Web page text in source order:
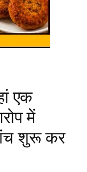
एक
में
शुरू कर